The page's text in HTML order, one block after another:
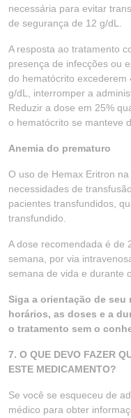
necessária para evitar
de segurança de 12 g/dL.
A resposta ao tratamento
presença de infecções ou
do hematócrito excederem
g/dL, interromper a
Reduzir a dose em 25%
o hematócrito se manteve
Anemia do prematuro
O uso de Hemax Eritron
necessidades de
pacientes transfundidos,
transfundido.
A dose recomendada é de
semana, por via
semana de vida e durante
Siga a orientação de seu
horários, as doses e a
o tratamento sem o
7. O QUE DEVO FAZER
ESTE MEDICAMENTO?
Se você se esqueceu de
médico para obter